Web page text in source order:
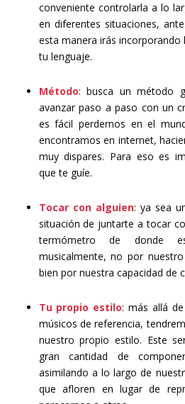
conveniente controlarla a lo
en diferentes situaciones,
esta manera irás
tu lenguaje.
Método: busca un método
avanzar paso a paso con un
es fácil perdernos en el
encontramos en internet,
muy dispares. Para eso es
que te guíe.
Tocar con alguien: ya sea
situación de juntarte a tocar
termómetro de donde
musicalmente, no por
bien por nuestra capacidad de
Tu propio estilo: más allá
músicos de referencia,
nuestro propio estilo. Este
gran cantidad de
asimilando a lo largo de
que afloren en lugar de